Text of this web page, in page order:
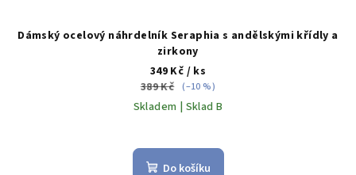
Dámský ocelový náhrdelník Seraphia s andělskými křídly a
zirkony
349 Kč / ks
389 Kč (–10 %)
Skladem | Sklad B
Do košíku